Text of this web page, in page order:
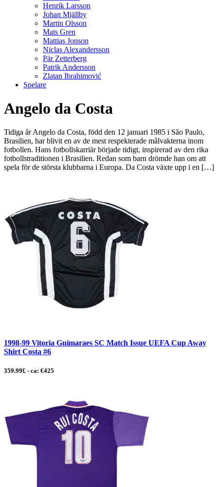
Henrik Larsson
Johan Mjällby
Martin Olsson
Mats Gren
Mattias Jonson
Niclas Alexandersson
Pär Zetterberg
Patrik Andersson
Zlatan Ibrahimović
Spelare
Angelo da Costa
Tidiga år Angelo da Costa, född den 12 januari 1985 i São Paulo,
Brasilien, har blivit en av de mest respekterade målvakterna inom
fotbollen. Hans fotbollskarriär började tidigt, inspirerad av den rika
fotbollstraditionen i Brasilien. Redan som barn drömde han om att
spela för de största klubbarna i Europa. Da Costa växte upp i en […]
1998-99 Vitoria Guimaraes SC Match Issue UEFA Cup Away
Shirt Costa #6
359.99£ - ca: €425